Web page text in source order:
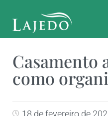
Casamento
como
18 de fevereiro de